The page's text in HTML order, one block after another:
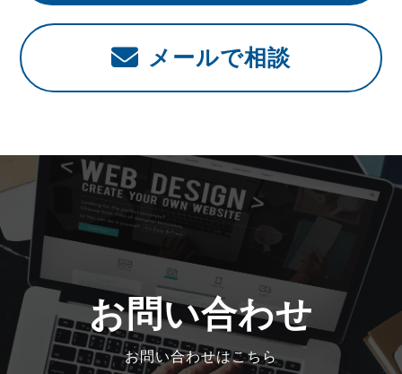
メールで相談
お問い合わせ
お問い合わせはこちら